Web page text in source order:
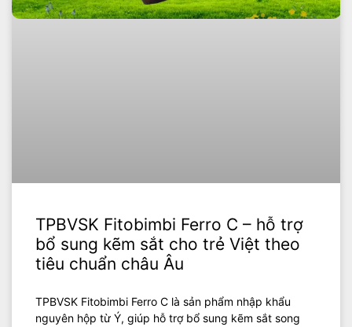
TPBVSK Fitobimbi Ferro C – hỗ trợ
bổ sung kẽm sắt cho trẻ Việt theo
tiêu chuẩn châu Âu
TPBVSK Fitobimbi Ferro C là sản phẩm nhập khẩu
nguyên hộp từ Ý, giúp hỗ trợ bổ sung kẽm sắt song